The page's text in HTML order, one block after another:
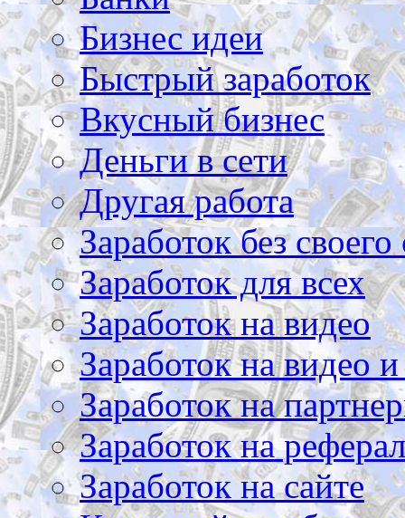
Бизнес идеи
Быстрый заработок
Вкусный бизнес
Деньги в сети
Другая работа
Заработок без своего
Заработок для всех
Заработок на видео
Заработок на видео
Заработок на
Заработок на
Заработок на сайте